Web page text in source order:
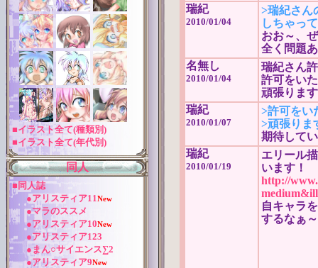
■イラスト全て(種類別)
■イラスト全て(年代別)
同人
■同人誌
●アリスティア11New
●マラのススメ
●アリスティア10New
●アリスティア123
●まん○サイエンス∑2
●アリスティア9New
瑞紀
2010/01/04
>瑞紀さん
しちゃっ
おお～、
全く問題
名無し
2010/01/04
瑞紀さん
許可をい
頑張りま
瑞紀
2010/01/07
>許可をい
>頑張りま
期待して
瑞紀
2010/01/19
エリール
います！
http://
自キャラ
するなぁ～